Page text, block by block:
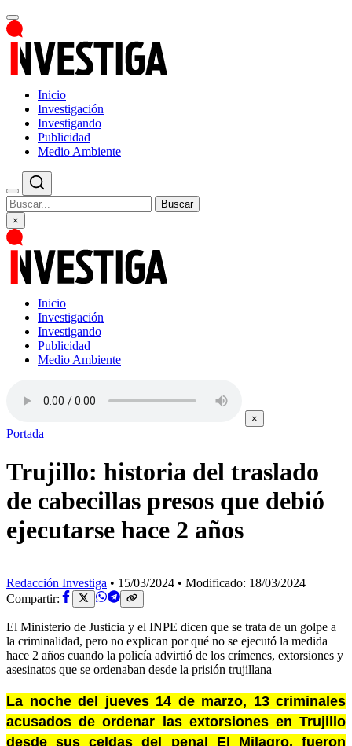
Inicio
Investigación
Investigando
Publicidad
Medio Ambiente
Buscar
×
Inicio
Investigación
Investigando
Publicidad
Medio Ambiente
×
Portada
Trujillo: historia del traslado
de cabecillas presos que debió
ejecutarse hace 2 años
Redacción Investiga • 15/03/2024 • Modificado: 18/03/2024
Compartir:
El Ministerio de Justicia y el INPE dicen que se trata de un golpe a
la criminalidad, pero no explican por qué no se ejecutó la medida
hace 2 años cuando la policía advirtió de los crímenes, extorsiones y
asesinatos que se ordenaban desde la prisión trujillana
La noche del jueves 14 de marzo, 13 criminales
acusados de ordenar las extorsiones en Trujillo
desde sus celdas del penal El Milagro, fueron